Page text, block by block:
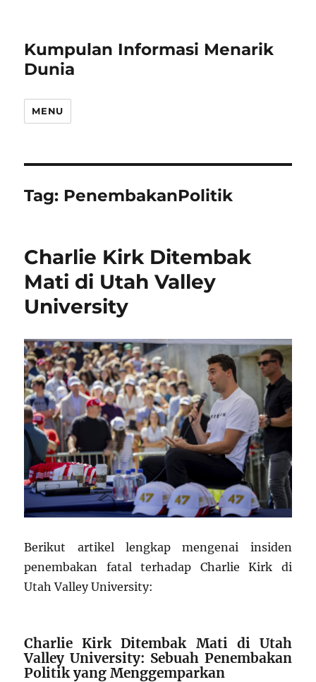
Kumpulan Informasi Menarik
Dunia
MENU
Tag: PenembakanPolitik
Charlie Kirk Ditembak
Mati di Utah Valley
University
Berikut artikel lengkap mengenai insiden
penembakan fatal terhadap Charlie Kirk di
Utah Valley University:
Charlie Kirk Ditembak Mati di Utah
Valley University: Sebuah Penembakan
Politik yang Menggemparkan